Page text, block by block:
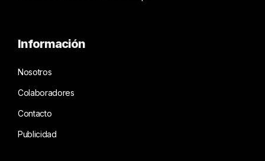
Información
Nosotros
Colaboradores
Contacto
Publicidad